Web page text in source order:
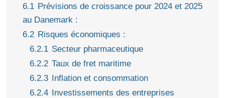
6.1 Prévisions de croissance pour 2024 et 2025
au Danemark :
6.2 Risques économiques :
6.2.1 Secteur pharmaceutique
6.2.2 Taux de fret maritime
6.2.3 Inflation et consommation
6.2.4 Investissements des entreprises